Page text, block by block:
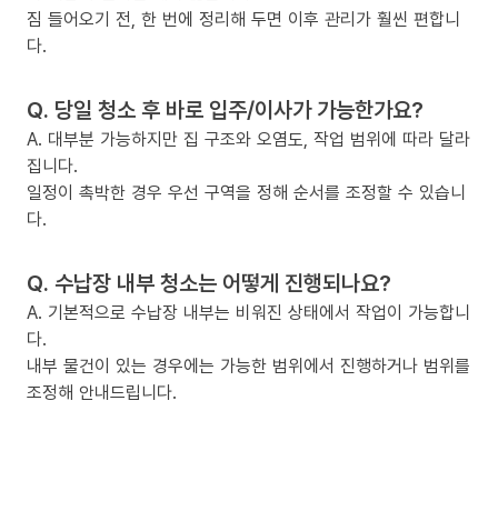
짐 들어오기 전, 한 번에 정리해 두면 이후 관리가 훨씬 편합니
다.
Q. 당일 청소 후 바로 입주/이사가 가능한가요?
A. 대부분 가능하지만 집 구조와 오염도, 작업 범위에 따라 달라
집니다.
일정이 촉박한 경우 우선 구역을 정해 순서를 조정할 수 있습니
다.
Q. 수납장 내부 청소는 어떻게 진행되나요?
A. 기본적으로 수납장 내부는 비워진 상태에서 작업이 가능합니
다.
내부 물건이 있는 경우에는 가능한 범위에서 진행하거나 범위를
조정해 안내드립니다.